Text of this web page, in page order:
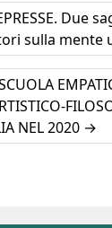
Due
sulla mente
NEL 2020